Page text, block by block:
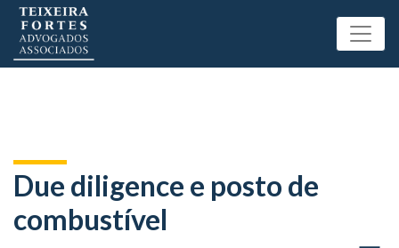
Due diligence e posto de
combustível